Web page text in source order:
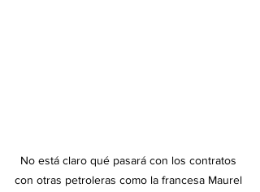
No está claro qué pasará con los contratos
con otras petroleras como la francesa Maurel